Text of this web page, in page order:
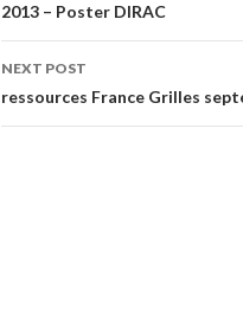
navigation
2013 – Poster DIRAC
NEXT POST
ressources France Grilles